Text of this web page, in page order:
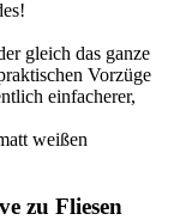
gleich das ganze
Vorzüge
einfacherer,
weißen
zu Fliesen